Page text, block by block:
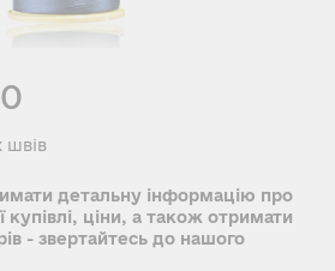
швів
детальну інформацію про
купівлі, ціни, а також отримати
- звертайтесь до нашого